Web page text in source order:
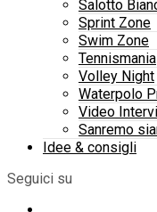
Salotto
Sprint Zone
Swim Zone
Tennismania
Volley Night
Waterpolo
Video
Sanremo
Idee & consigli
Seguici su